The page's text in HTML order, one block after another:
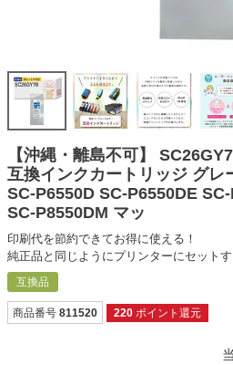
ご利用ガイド
よくある質問
お問い合わせ
会員専用商品
説明書ダウンロード
【沖縄・離島不可】
互換インクカートリッジ グレ
SC-P6550D SC-P6550DE
SC-P8550DM マッ
印刷代を節約できてお得に使える！
純正品と同じようにプリンターにセットす
互換品
商品番号 811520 220 ポイント還元